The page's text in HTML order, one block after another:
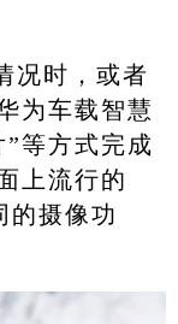
况时，或者
为车载智慧
等方式完成
上流行的
的摄像功